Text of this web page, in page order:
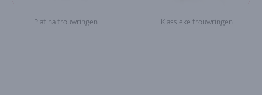
Platina trouwringen Klassieke trouwringen